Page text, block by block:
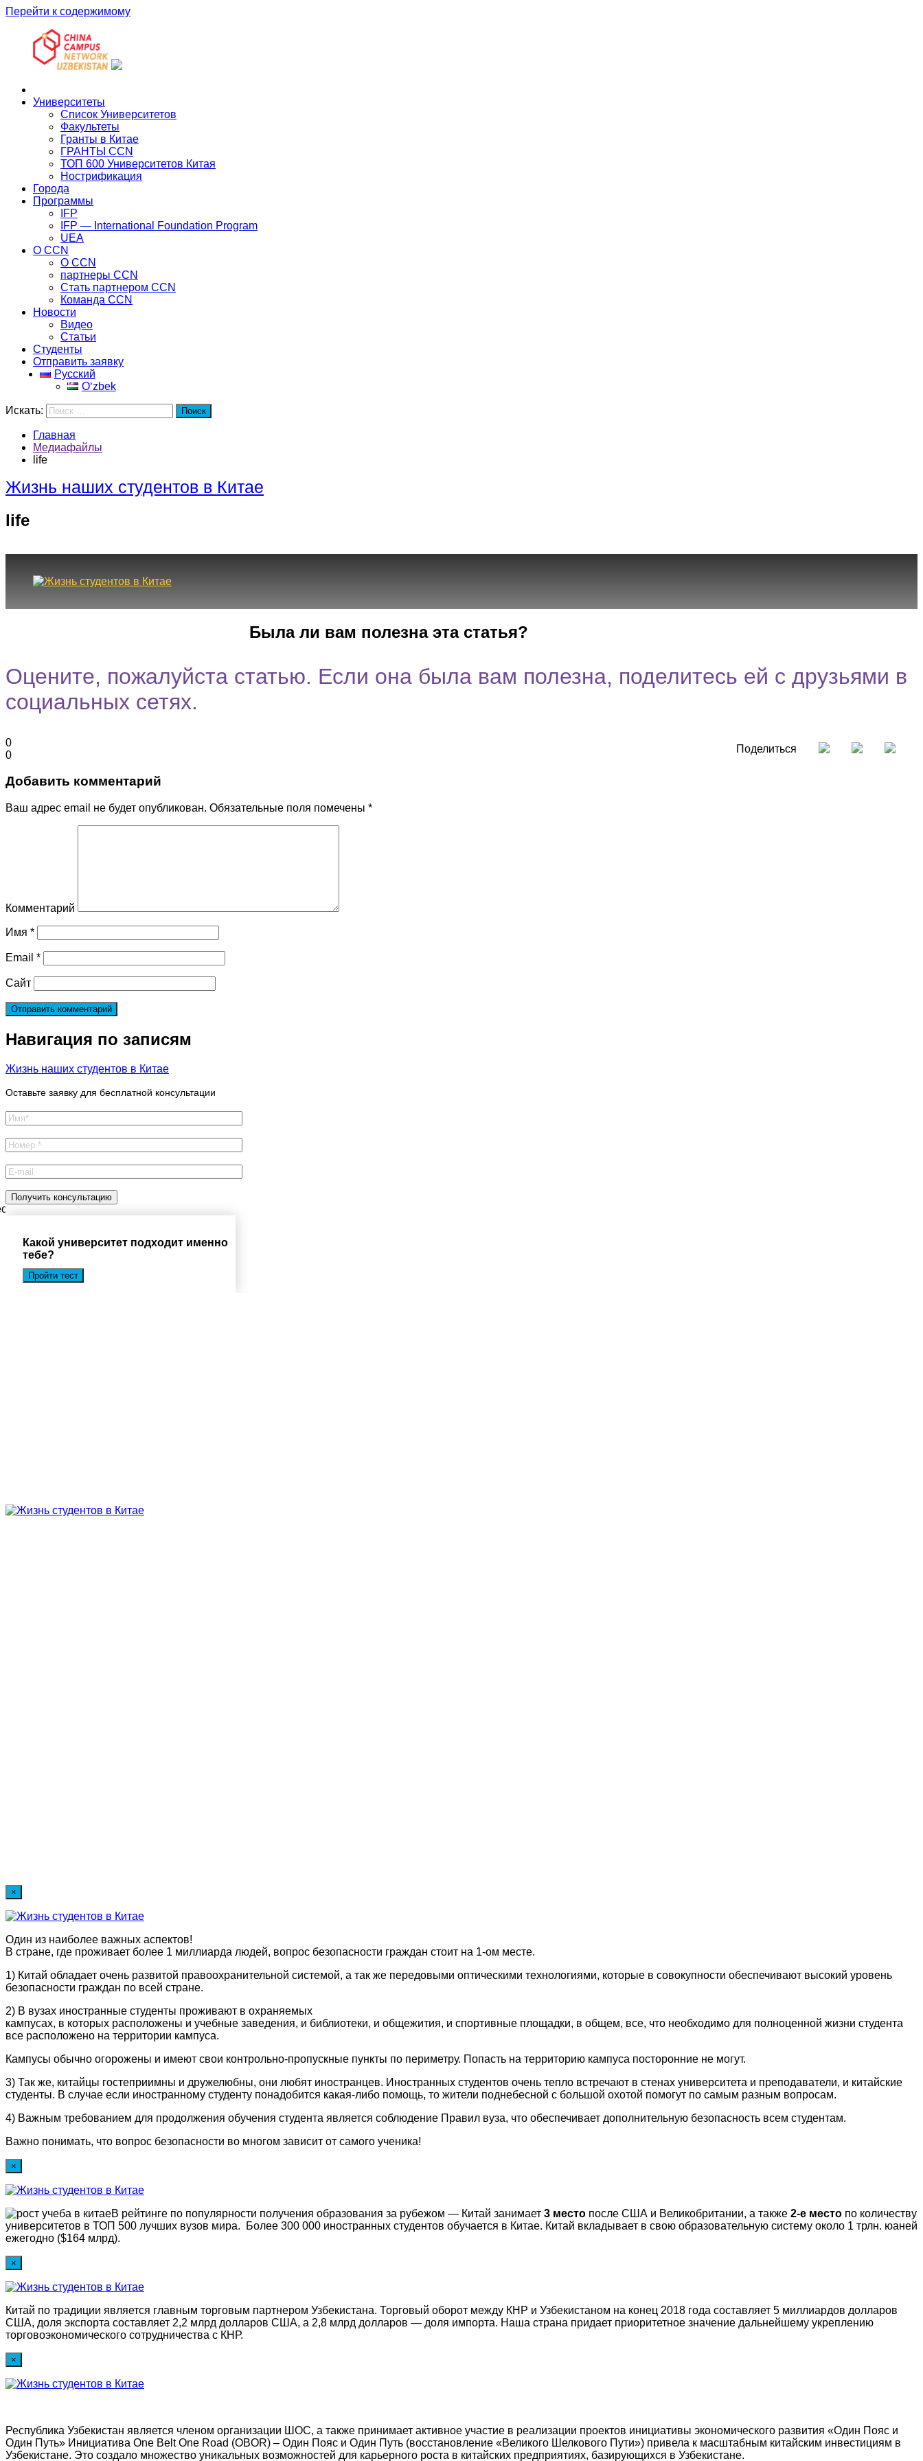
Перейти к содержимому
Университеты
Список Университетов
Факультеты
Гранты в Китае
ГРАНТЫ ССN
ТОП 600 Университетов Китая
Нострификация
Города
Программы
IFP
IFP — International Foundation Program
UEA
О CCN
О CCN
партнеры ССN
Стать партнером CCN
Команда ССN
Новости
Видео
Статьи
Студенты
Отправить заявку
Русский
Oʻzbek
Искать: Поиск
Главная
Медиафайлы
life
Жизнь наших студентов в Китае
life
Была ли вам полезна эта статья?
Оцените, пожалуйста статью. Если она была вам полезна, поделитесь ей с друзьями в
социальных сетях.
0
0
Поделиться
Добавить комментарий
Ваш адрес email не будет опубликован. Обязательные поля помечены *
Комментарий
Имя *
Email *
Сайт
Навигация по записям
Жизнь наших студентов в Китае
Оставьте заявку для бесплатной консультации
Какой университет подходит именно
тебе?
Пройти тест
консультацию
×
Один из наиболее важных аспектов!
В стране, где проживает более 1 миллиарда людей, вопрос безопасности граждан стоит на 1-ом месте.
1) Китай обладает очень развитой правоохранительной системой, а так же передовыми оптическими технологиями, которые в совокупности обеспечивают высокий уровень
безопасности граждан по всей стране.
2) В вузах иностранные студенты проживают в охраняемых
кампусах, в которых расположены и учебные заведения, и библиотеки, и общежития, и спортивные площадки, в общем, все, что необходимо для полноценной жизни студента
все расположено на территории кампуса.
Кампусы обычно огорожены и имеют свои контрольно-пропускные пункты по периметру. Попасть на территорию кампуса посторонние не могут.
3) Так же, китайцы гостеприимны и дружелюбны, они любят иностранцев. Иностранных студентов очень тепло встречают в стенах университета и преподаватели, и китайские
студенты. В случае если иностранному студенту понадобится какая-либо помощь, то жители поднебесной с большой охотой помогут по самым разным вопросам.
4) Важным требованием для продолжения обучения студента является соблюдение Правил вуза, что обеспечивает дополнительную безопасность всем студентам.
Важно понимать, что вопрос безопасности во многом зависит от самого ученика!
×
В рейтинге по популярности получения образования за рубежом — Китай занимает 3 место после США и Великобритании, а также 2-е место по количеству
университетов в ТОП 500 лучших вузов мира. Более 300 000 иностранных студентов обучается в Китае. Китай вкладывает в свою образовательную систему около 1 трлн. юаней
ежегодно ($164 млрд).
×
Китай по традиции является главным торговым партнером Узбекистана. Торговый оборот между КНР и Узбекистаном на конец 2018 года составляет 5 миллиардов долларов
США, доля экспорта составляет 2,2 млрд долларов США, а 2,8 млрд долларов — доля импорта. Наша страна придает приоритетное значение дальнейшему укреплению
торговоэкономического сотрудничества с КНР.
×
Республика Узбекистан является членом организации ШОС, а также принимает активное участие в реализации проектов инициативы экономического развития «Один Пояс и
Один Путь» Инициатива One Belt One Road (OBOR) – Один Пояс и Один Путь (восстановление «Великого Шелкового Пути») привела к масштабным китайским инвестициям в
Узбекистане. Это создало множество уникальных возможностей для карьерного роста в китайских предприятиях, базирующихся в Узбекистане.